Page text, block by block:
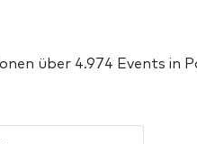
über 4.974 Events in